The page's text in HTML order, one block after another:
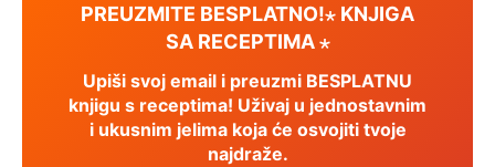
PREUZMITE BESPLATNO!⋆ KNJIGA
SA RECEPTIMA ⋆
Upiši svoj email i preuzmi BESPLATNU
knjigu s receptima! Uživaj u jednostavnim
i ukusnim jelima koja će osvojiti tvoje
najdraže.